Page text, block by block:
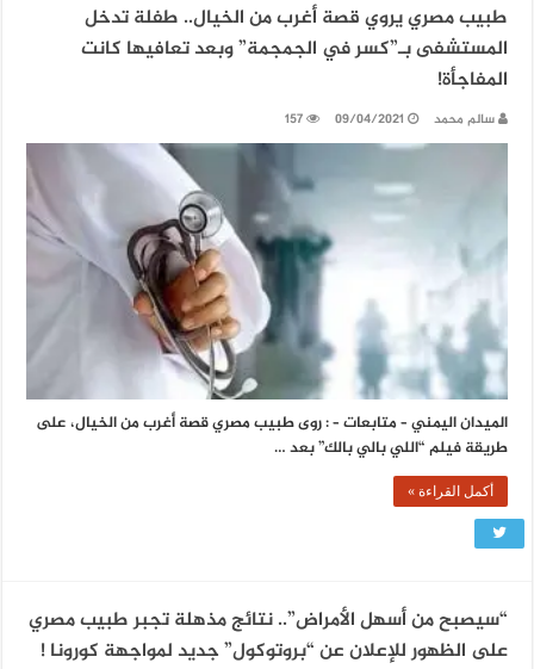
طبيب مصري يروي قصة أغرب من الخيال.. طفلة تدخل
المستشفى بـ”كسر في الجمجمة” وبعد تعافيها كانت
المفاجأة!
سالم محمد 09/04/2021
157
الميدان اليمني – متابعات – : روى طبيب مصري قصة أغرب من الخيال، على
طريقة فيلم “اللي بالي بالك” بعد …
أكمل القراءة »
“سيصبح من أسهل الأمراض”.. نتائج مذهلة تجبر طبيب مصري
على الظهور للإعلان عن “بروتوكول” جديد لمواجهة كورونا !